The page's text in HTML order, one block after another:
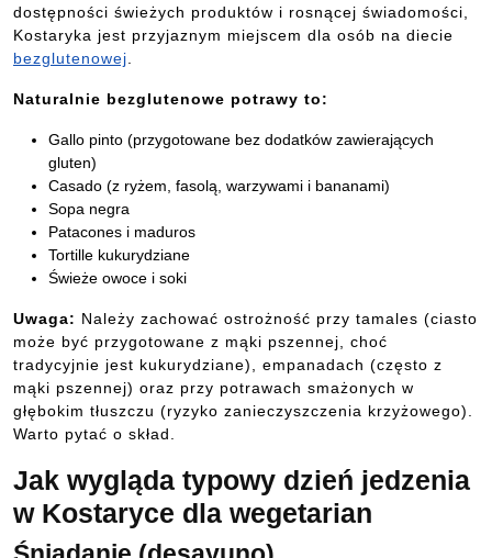
dostępności świeżych produktów i rosnącej świadomości,
Kostaryka jest przyjaznym miejscem dla osób na diecie
bezglutenowej.
Naturalnie bezglutenowe potrawy to:
Gallo pinto (przygotowane bez dodatków zawierających
gluten)
Casado (z ryżem, fasolą, warzywami i bananami)
Sopa negra
Patacones i maduros
Tortille kukurydziane
Świeże owoce i soki
Uwaga: Należy zachować ostrożność przy tamales (ciasto
może być przygotowane z mąki pszennej, choć
tradycyjnie jest kukurydziane), empanadach (często z
mąki pszennej) oraz przy potrawach smażonych w
głębokim tłuszczu (ryzyko zanieczyszczenia krzyżowego).
Warto pytać o skład.
Jak wygląda typowy dzień jedzenia
w Kostaryce dla wegetarian